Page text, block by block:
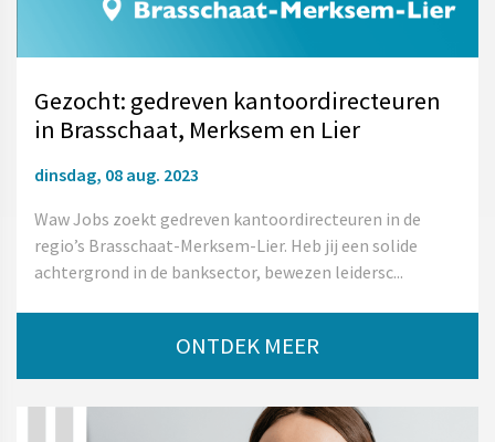
Gezocht: gedreven kantoordirecteuren
in Brasschaat, Merksem en Lier
dinsdag, 08 aug. 2023
Waw Jobs zoekt gedreven kantoordirecteuren in de
regio’s Brasschaat-Merksem-Lier. Heb jij een solide
achtergrond in de banksector, bewezen leidersc...
ONTDEK MEER